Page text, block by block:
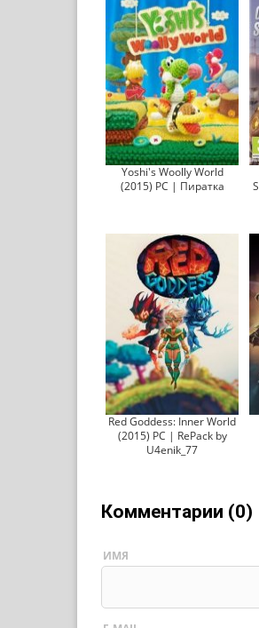
Yoshi's Woolly World
(2015) PC | Пиратка
Red Goddess: Inner World
(2015) PC | RePack by
U4enik_77
Комментарии (0)
ИМЯ